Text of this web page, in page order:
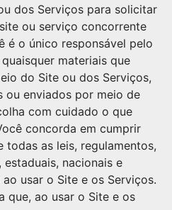
dos Serviços para solicitar
ou serviço concorrente
é o único responsável pelo
materiais que
do Site ou dos Serviços,
ou enviados por meio de
com cuidado o que
concorda em cumprir
todas as leis, regulamentos,
nacionais e
usar o Site e os Serviços.
que, ao usar o Site e os